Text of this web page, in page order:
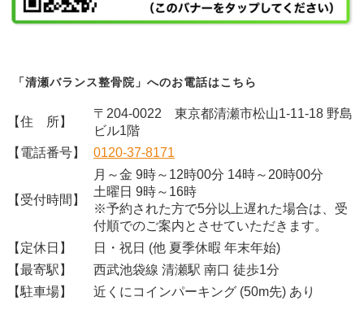
「清瀬バランス整骨院」へのお電話はこちら
【住 所】
〒204-0022 東京都清瀬市松山1-11-18 野島
ビル1階
【電話番号】
0120-37-8171
【受付時間】
月～金 9時～12時00分 14時～20時00分
土曜日 9時～16時
※予約された方で5分以上遅れた場合は、受
付順でのご案内とさせていただきます。
【定休日】
日・祝日 (他 夏季休暇 年末年始)
【最寄駅】
西武池袋線 清瀬駅 南口 徒歩1分
【駐車場】
近くにコインパーキング (50m先) あり